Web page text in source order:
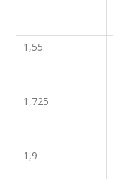
1,55
1,725
1,9